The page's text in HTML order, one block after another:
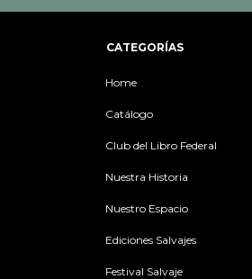
CATEGORÍAS
Home
Catálogo
Club del Libro Federal
Nuestra Historia
Nuestro Espacio
Ediciones Salvajes
Festival Salvaje